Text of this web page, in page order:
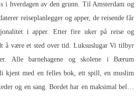
i hverdagen av den grunn. Til Amsterdam og
reiseplanlegger og apper, de reisende får
i apper. Etter fire uker på reise og
å være et sted over tid. Luksuslugar Vi tilbyr
Alle barnehagene og skolene i Bærum
kjent med en felles bok, ett spill, en muslim
og en sang. Bordet har en maksimal bel…